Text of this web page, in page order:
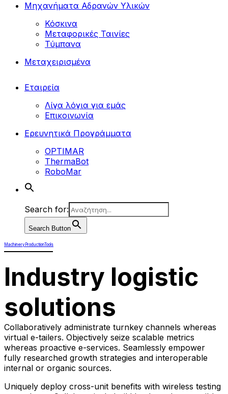
Μηχανήματα Αδρανών Υλικών
Κόσκινα
Μεταφορικές Ταινίες
Τύμπανα
Μεταχειρισμένα
Εταιρεία
Λίγα λόγια για εμάς
Επικοινωνία
Ερευνητικά Προγράμματα
OPTIMAR
ThermaBot
RoboMar
Search for:
Search Button
MachineryProductionTools
Industry logistic
solutions
Collaboratively administrate turnkey channels whereas
virtual e-tailers. Objectively seize scalable metrics
whereas proactive e-services. Seamlessly empower
fully researched growth strategies and interoperable
internal or organic sources.
Uniquely deploy cross-unit benefits with wireless testing